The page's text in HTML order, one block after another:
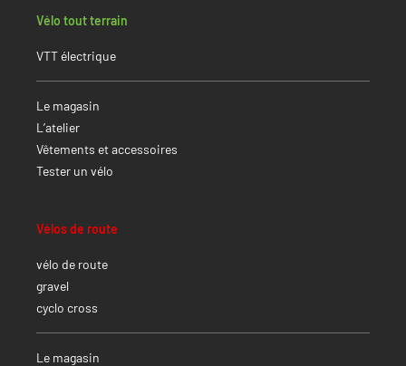
Vélo tout terrain
VTT électrique
Le magasin
L’atelier
Vêtements et accessoires
Tester un vélo
Vélos de route
vélo de route
gravel
cyclo cross
Le magasin